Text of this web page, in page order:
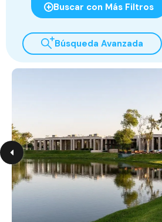
Buscar con Más Filtros
Búsqueda Avanzada